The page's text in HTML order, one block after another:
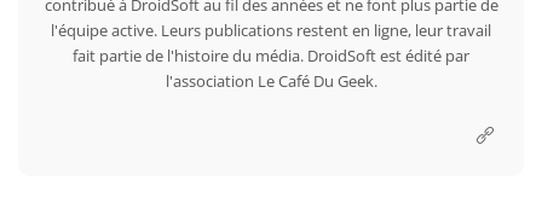
contribué à DroidSoft au fil des années et ne font plus partie de
l'équipe active. Leurs publications restent en ligne, leur travail
fait partie de l'histoire du média. DroidSoft est édité par
l'association Le Café Du Geek.